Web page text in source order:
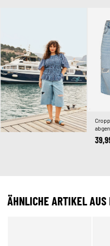
und
ÄHNLICHE ARTIKEL AUS